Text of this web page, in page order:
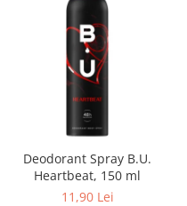
Deodorant Spray B.U.
Heartbeat, 150 ml
11,90 Lei